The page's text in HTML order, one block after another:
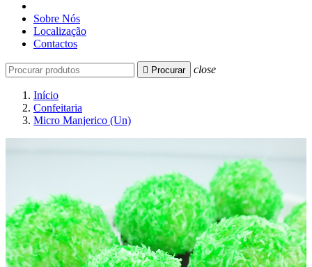
Sobre Nós
Localização
Contactos
 Procurar close
Início
Confeitaria
Micro Manjerico (Un)